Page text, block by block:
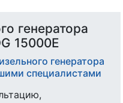
генератора
15000E
генератора
специалистами